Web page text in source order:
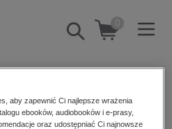
Pokaż/schowaj
wyszukiwarkę
0
Piszewski
aby zapewnić Ci najlepsze wrażenia
ebooków, audiobooków i e-prasy,
oraz udostępniać Ci najnowsze